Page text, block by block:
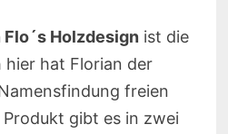
Holzdesign ist die
hier hat Florian der
freien
Produkt gibt es in zwei